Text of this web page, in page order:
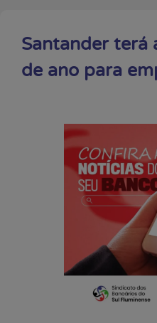
Santander terá
de ano para